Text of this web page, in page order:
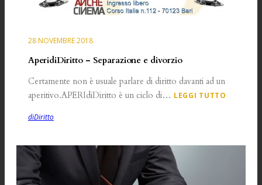
28 NOVEMBRE 2018
AperidiDiritto – Separazione e divorzio
Certamente non è usuale parlare di diritto davanti ad un
aperitivo.APERIdiDiritto è un ciclo di… LEGGI TUTTO
diDiritto